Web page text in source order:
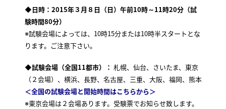
◆日時：2015年３月８日（日）午前10時～11時20分（試
験時間80分）
※試験会場によっては、10時15分または10時半スタートとな
ります。ご注意下さい。
◆試験会場（全国11都市）： 札幌、仙台、さいたま、東京
（２会場）、横浜、長野、名古屋、三重、大阪、福岡、熊本
＜全国の試験会場と開始時間はこちらから＞
※東京会場は２会場あります。受験票でお知らせ致します。